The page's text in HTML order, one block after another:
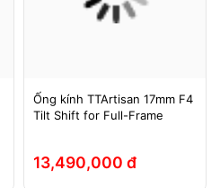
Ống kính TTArtisan 17mm F4
Tilt Shift for Full-Frame
13,490,000 đ